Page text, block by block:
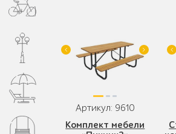
Артикул: 9610
Комплект мебели